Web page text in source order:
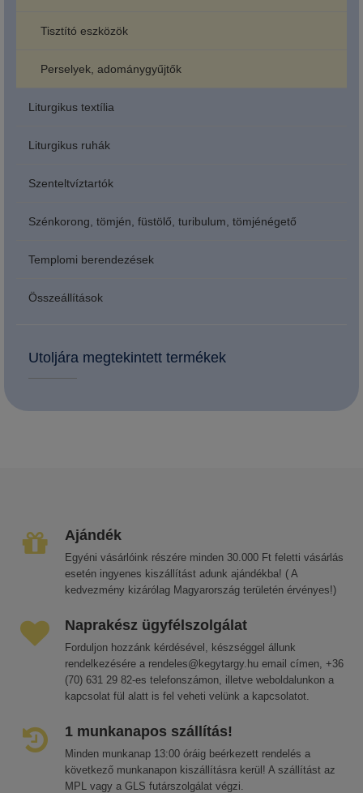
Tisztító eszközök
Perselyek, adománygyűjtők
Liturgikus textília
Liturgikus ruhák
Szenteltvíztartók
Szénkorong, tömjén, füstölő, turibulum, tömjénégető
Templomi berendezések
Összeállítások
Utoljára megtekintett termékek
Ajándék
Egyéni vásárlóink részére minden 30.000 Ft feletti vásárlás
esetén ingyenes kiszállítást adunk ajándékba! ( A
kedvezmény kizárólag Magyarország területén érvényes!)
Naprakész ügyfélszolgálat
Forduljon hozzánk kérdésével, készséggel állunk
rendelkezésére a rendeles@kegytargy.hu email címen, +36
(70) 631 29 82-es telefonszámon, illetve weboldalunkon a
kapcsolat fül alatt is fel veheti velünk a kapcsolatot.
1 munkanapos szállítás!
Minden munkanap 13:00 óráig beérkezett rendelés a
következő munkanapon kiszállításra kerül! A szállítást az
MPL vagy a GLS futárszolgálat végzi.